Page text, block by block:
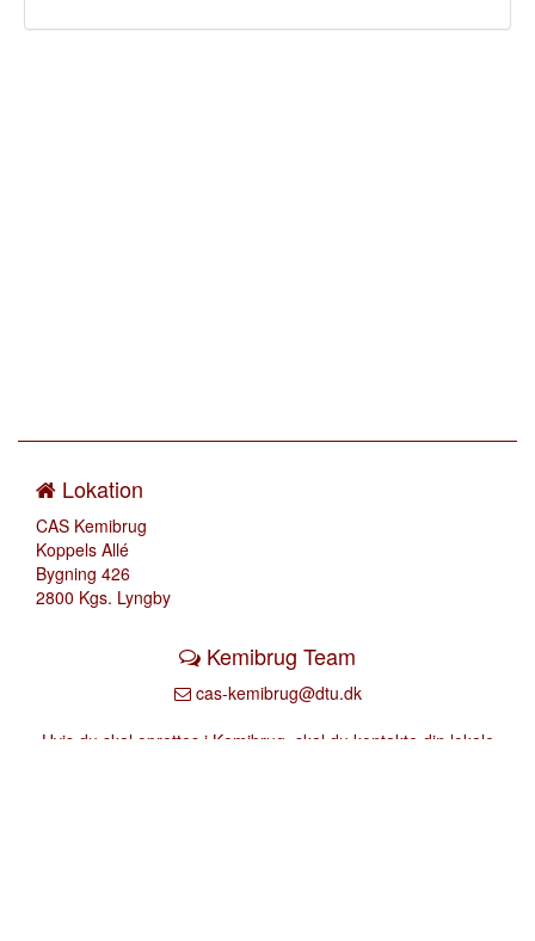
Lokation
CAS Kemibrug
Koppels Allé
Bygning 426
2800 Kgs. Lyngby
Kemibrug Team
cas-kemibrug@dtu.dk
Hvis du skal oprettes i Kemibrug, skal du kontakte din lokale